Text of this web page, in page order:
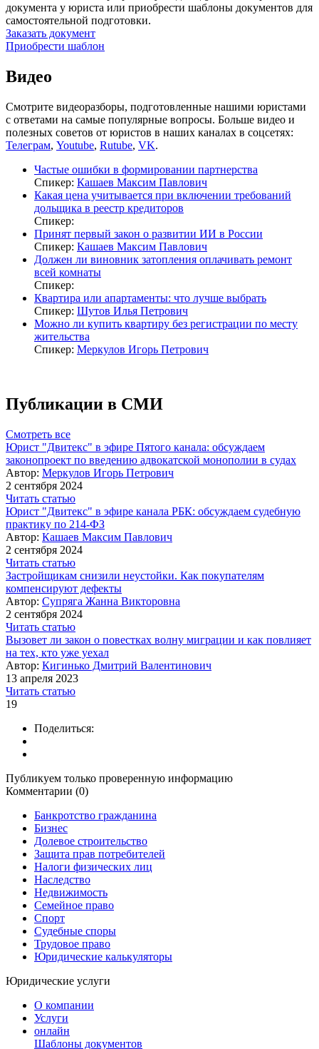
документа у юриста или приобрести шаблоны документов для
самостоятельной подготовки.
Заказать документ
Приобрести шаблон
Видео
Смотрите видеоразборы, подготовленные нашими юристами
с ответами на самые популярные вопросы. Больше видео и
полезных советов от юристов в наших каналах в соцсетях:
Телеграм, Youtube, Rutube, VK.
Частые ошибки в формировании партнерства
Спикер: Кашаев Максим Павлович
Какая цена учитывается при включении требований
дольщика в реестр кредиторов
Спикер:
Принят первый закон о развитии ИИ в России
Спикер: Кашаев Максим Павлович
Должен ли виновник затопления оплачивать ремонт
всей комнаты
Спикер:
Квартира или апартаменты: что лучше выбрать
Спикер: Шутов Илья Петрович
Можно ли купить квартиру без регистрации по месту
жительства
Спикер: Меркулов Игорь Петрович
Публикации в СМИ
Смотреть все
Юрист "Двитекс" в эфире Пятого канала: обсуждаем
законопроект по введению адвокатской монополии в судах
Автор: Меркулов Игорь Петрович
2 сентября 2024
Читать статью
Юрист "Двитекс" в эфире канала РБК: обсуждаем судебную
практику по 214-ФЗ
Автор: Кашаев Максим Павлович
2 сентября 2024
Читать статью
Застройщикам снизили неустойки. Как покупателям
компенсируют дефекты
Автор: Супряга Жанна Викторовна
2 сентября 2024
Читать статью
Вызовет ли закон о повестках волну миграции и как повлияет
на тех, кто уже уехал
Автор: Кигинько Дмитрий Валентинович
13 апреля 2023
Читать статью
19
Поделиться:
Публикуем только проверенную информацию
Комментарии (0)
Банкротство гражданина
Бизнес
Долевое строительство
Защита прав потребителей
Налоги физических лиц
Наследство
Недвижимость
Семейное право
Спорт
Судебные споры
Трудовое право
Юридические калькуляторы
Юридические услуги
О компании
Услуги
онлайн
Шаблоны документов